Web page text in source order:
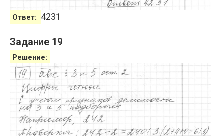
Ответ: 4231
Задание 19
Решение: